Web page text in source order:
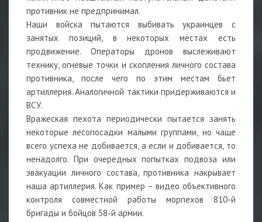
противник не предпринимал.
Наши войска пытаются выбивать украинцев с
занятых позиций, в некоторых местах есть
продвижение. Операторы дронов выслеживают
технику, огневые точки и скопления личного состава
противника, после чего по этим местам бьет
артиллерия. Аналогичной тактики придерживаются и
ВСУ.
Вражеская пехота периодически пытается занять
некоторые лесопосадки малыми группами, но чаще
всего успеха не добивается, а если и добивается, то
ненадолго. При очередных попытках подвоза или
эвакуации личного состава, противника накрывает
наша артиллерия. Как пример – видео объективного
контроля совместной работы морпехов 810-й
бригады и бойцов 58-й армии.